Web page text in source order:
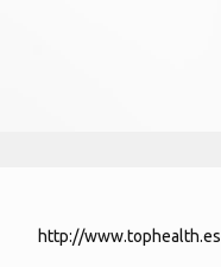
http://www.tophealth.es